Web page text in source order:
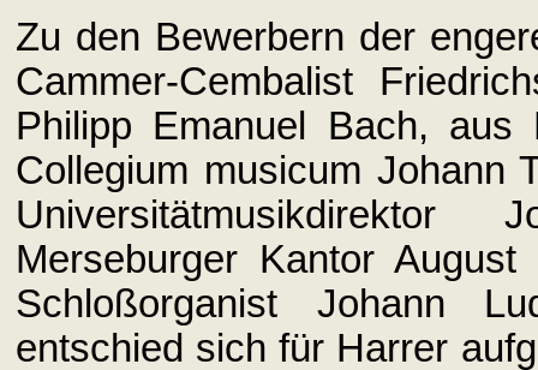
Zu den Bewerbern der
Cammer-Cembalist
Philipp Emanuel Bach,
Collegium musicum Johann
Merseburger Kantor
Schloßorganist Johann
entschied sich für Harrer